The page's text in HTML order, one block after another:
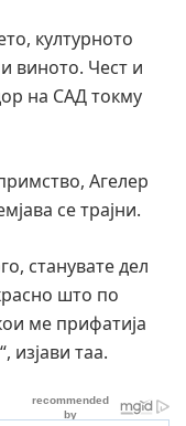
културното
виното. Чест и
на САД токму
Агелер
се трајни.
станувате дел
што по
ме прифатија
изјави таа.